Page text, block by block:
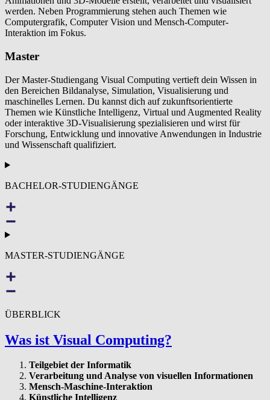
werden. Neben Programmierung stehen auch Themen wie
Computergrafik, Computer Vision und Mensch-Computer-
Interaktion im Fokus.
Master
Der Master-Studiengang Visual Computing vertieft dein Wissen in
den Bereichen Bildanalyse, Simulation, Visualisierung und
maschinelles Lernen. Du kannst dich auf zukunftsorientierte
Themen wie Künstliche Intelligenz, Virtual und Augmented Reality
oder interaktive 3D-Visualisierung spezialisieren und wirst für
Forschung, Entwicklung und innovative Anwendungen in Industrie
und Wissenschaft qualifiziert.
BACHELOR-STUDIENGÄNGE
MASTER-STUDIENGÄNGE
ÜBERBLICK
Was ist Visual Computing?
Teilgebiet der Informatik
Verarbeitung und Analyse von visuellen Informationen
Mensch-Maschine-Interaktion
Künstliche Intelligenz